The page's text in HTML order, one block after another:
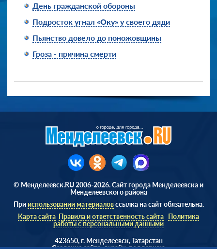
День гражданской обороны
Подросток угнал «Оку» у своего дяди
Пьянство довело до поножовщины
Гроза - причина смерти
© Менделеевск.RU 2006-2026. Сайт города Менделеевска и
Менделеевского района
Прииспользовании материаловссылка на сайт обязательна.
Карта сайта Правила и ответственность сайта Политика
работы с персональными данными
423650, г. Менделеевск, Татарстан